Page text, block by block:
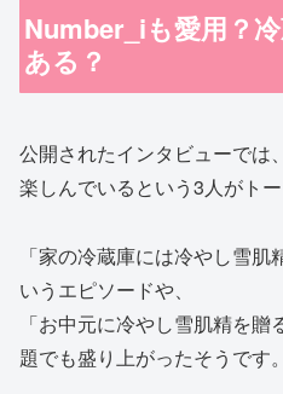
Number_iも愛用？
ある？
公開されたインタビューでは
楽しんでいるという3人がトー
「家の冷蔵庫には冷やし雪
いうエピソードや、
「お中元に冷やし雪肌精を
題でも盛り上がったそうです。